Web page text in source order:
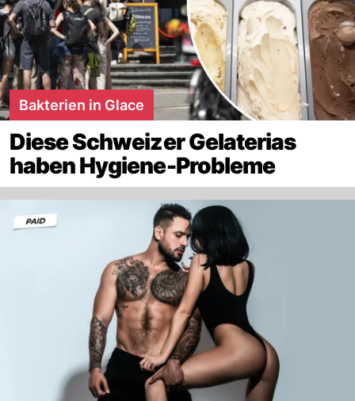
Bakterien in Glace
Diese Schweizer Gelaterias
haben Hygiene-Probleme